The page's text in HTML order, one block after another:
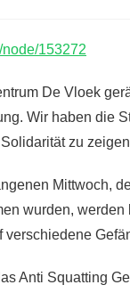
153272
De Vloek
Wir haben die
zu
Mittwoch,
wurden,
Anti Squatting